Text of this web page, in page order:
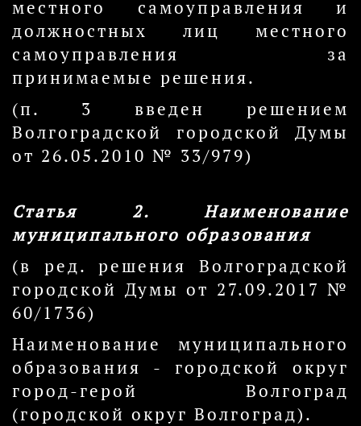
местного самоуправления и
должностных лиц местного
самоуправления за
принимаемые решения.
(п. 3 введен решением
Волгоградской городской Думы
от 26.05.2010 № 33/979)
Статья 2. Наименование
муниципального образования
(в ред. решения Волгоградской
городской Думы от 27.09.2017 №
60/1736)
Наименование муниципального
образования - городской округ
город-герой Волгоград
(городской округ Волгоград).